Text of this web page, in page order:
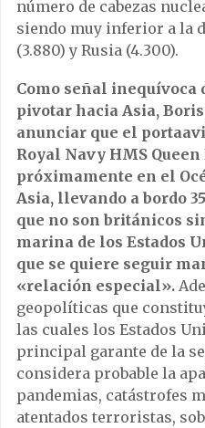
número de cabezas
siendo muy inferior a la
(3.880) y Rusia (4.300).
Como señal inequívoca
pivotar hacia Asia,
anunciar que el
Royal Navy HMS
próximamente en el
Asia, llevando a bordo
que no son británicos
marina de los Estados
que se quiere seguir
«relación especial».
geopolíticas que
las cuales los Estados
principal garante de la
considera probable la
pandemias, catástrofes
atentados terroristas,